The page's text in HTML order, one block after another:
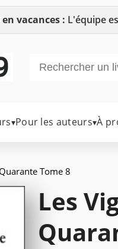
vacances : L'équipe
▾Pour les auteurs▾À
Tome 8
Les